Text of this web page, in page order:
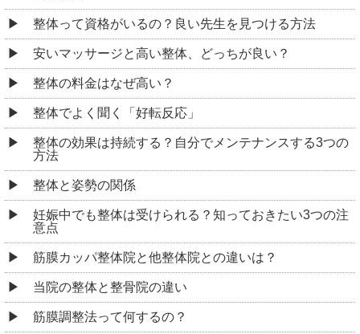
整体って資格がいるの？良い先生を見つける方法
安いマッサージと高い整体、どっちが良い？
整体の料金はなぜ高い？
整体でよく聞く「好転反応」
整体の効果は持続する？自分でメンテナンスする3つの
方法
整体と姿勢の関係
妊娠中でも整体は受けられる？知っておきたい3つの注
意点
筋膜カッパ整体院と他整体院との違いは？
当院の整体と整骨院の違い
筋膜調整法って何するの？